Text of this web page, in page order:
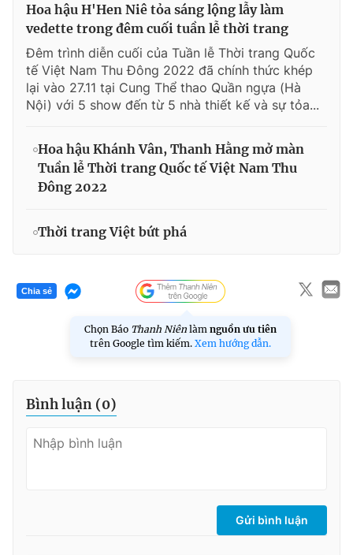
Hoa hậu H'Hen Niê tỏa sáng lộng lẫy làm
vedette trong đêm cuối tuần lễ thời trang
Đêm trình diễn cuối của Tuần lễ Thời trang Quốc
tế Việt Nam Thu Đông 2022 đã chính thức khép
lại vào 27.11 tại Cung Thể thao Quần ngựa (Hà
Nội) với 5 show đến từ 5 nhà thiết kế và sự tỏa...
Hoa hậu Khánh Vân, Thanh Hằng mở màn
Tuần lễ Thời trang Quốc tế Việt Nam Thu
Đông 2022
Thời trang Việt bứt phá
Chia sẻ
Chọn Báo Thanh Niên làm nguồn ưu tiên
trên Google tìm kiếm. Xem hướng dẫn.
Bình luận (0)
Gửi bình luận